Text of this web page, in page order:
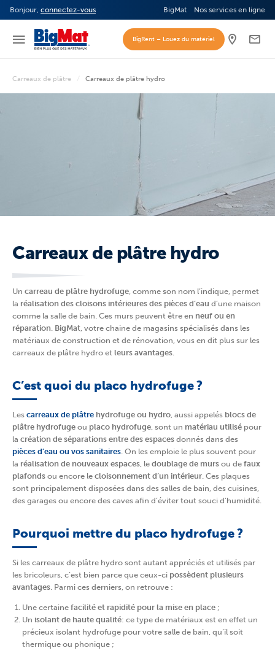
Bonjour, connectez-vous BigMat Nos services en ligne
BigRent – Louez du matériel
Carreaux de plâtre Carreaux de plâtre hydro
Carreaux de plâtre hydro
Un carreau de plâtre hydrofuge, comme son nom l’indique, permet
la réalisation des cloisons intérieures des pièces d’eau d’une maison
comme la salle de bain. Ces murs peuvent être en neuf ou en
réparation. BigMat, votre chaine de magasins spécialisés dans les
matériaux de construction et de rénovation, vous en dit plus sur les
carreaux de plâtre hydro et leurs avantages.
C’est quoi du placo hydrofuge ?
Les carreaux de plâtre hydrofuge ou hydro, aussi appelés blocs de
plâtre hydrofuge ou placo hydrofuge, sont un matériau utilisé pour
la création de séparations entre des espaces donnés dans des
pièces d’eau ou vos sanitaires. On les emploie le plus souvent pour
la réalisation de nouveaux espaces, le doublage de murs ou de faux
plafonds ou encore le cloisonnement d’un intérieur. Ces plaques
sont principalement disposées dans des salles de bain, des cuisines,
des garages ou encore des caves afin d’éviter tout souci d’humidité.
Pourquoi mettre du placo hydrofuge ?
Si les carreaux de plâtre hydro sont autant appréciés et utilisés par
les bricoleurs, c’est bien parce que ceux-ci possèdent plusieurs
avantages. Parmi ces derniers, on retrouve :
Une certaine facilité et rapidité pour la mise en place ;
Un isolant de haute qualité: ce type de matériaux est en effet un
précieux isolant hydrofuge pour votre salle de bain, qu’il soit
thermique ou phonique ;